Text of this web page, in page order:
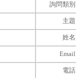
詢問類別
主題
姓名
Email
電話